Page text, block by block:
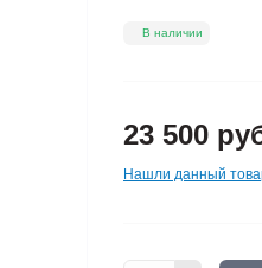
В наличии
23 500
Нашли данный